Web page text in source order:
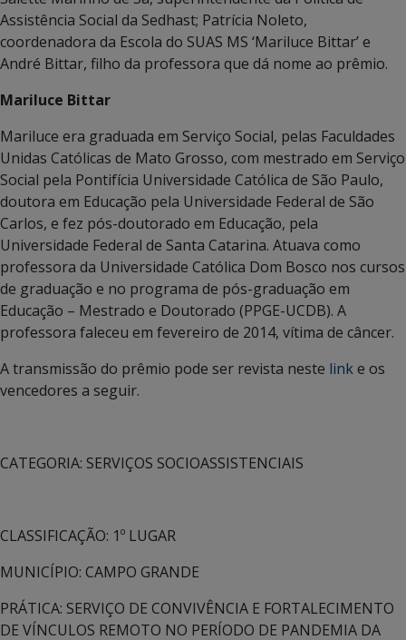
Assistência Social da Sedhast; Patrícia Noleto,
coordenadora da Escola do SUAS MS ‘Mariluce Bittar’ e
André Bittar, filho da professora que dá nome ao prêmio.
Mariluce Bittar
Mariluce era graduada em Serviço Social, pelas Faculdades
Unidas Católicas de Mato Grosso, com mestrado em Serviço
Social pela Pontifícia Universidade Católica de São Paulo,
doutora em Educação pela Universidade Federal de São
Carlos, e fez pós-doutorado em Educação, pela
Universidade Federal de Santa Catarina. Atuava como
professora da Universidade Católica Dom Bosco nos cursos
de graduação e no programa de pós-graduação em
Educação – Mestrado e Doutorado (PPGE-UCDB). A
professora faleceu em fevereiro de 2014, vítima de câncer.
A transmissão do prêmio pode ser revista neste linke os
vencedores a seguir.
CATEGORIA: SERVIÇOS SOCIOASSISTENCIAIS
CLASSIFICAÇÃO: 1º LUGAR
MUNICÍPIO: CAMPO GRANDE
PRÁTICA: SERVIÇO DE CONVIVÊNCIA E FORTALECIMENTO
DE VÍNCULOS REMOTO NO PERÍODO DE PANDEMIA DA